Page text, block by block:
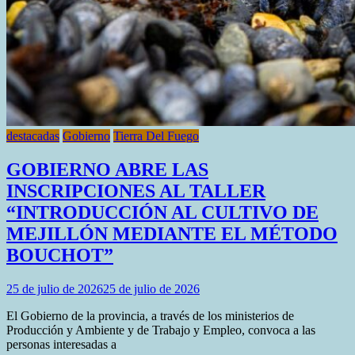
destacadas Gobierno Tierra Del Fuego
GOBIERNO ABRE LAS
INSCRIPCIONES AL TALLER
“INTRODUCCIÓN AL CULTIVO DE
MEJILLÓN MEDIANTE EL MÉTODO
BOUCHOT”
25 de julio de 202625 de julio de 2026
El Gobierno de la provincia, a través de los ministerios de
Producción y Ambiente y de Trabajo y Empleo, convoca a las
personas interesadas a